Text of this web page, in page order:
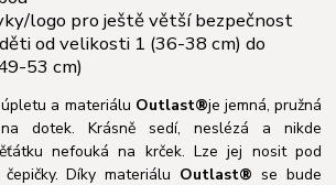
logo pro ještě větší bezpečnost
od velikosti 1 (36-38 cm) do
53 cm)
a materiálu Outlast®je jemná, pružná
dotek. Krásně sedí, neslézá a nikde
nefouká na krček. Lze jej nosit pod
Díky materiálu Outlast® se bude